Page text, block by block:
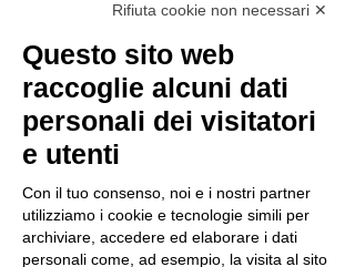
Rifiuta cookie non necessari ✕
Questo sito web
raccoglie alcuni dati
personali dei visitatori
e utenti
Con il tuo consenso, noi e i nostri partner
utilizziamo i cookie e tecnologie simili per
archiviare, accedere ed elaborare i dati
personali come, ad esempio, la visita al sito